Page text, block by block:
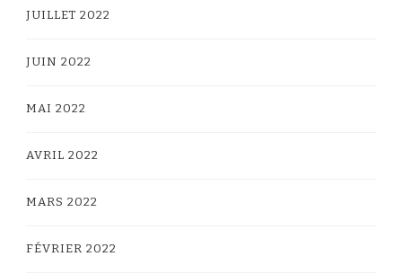
JUILLET 2022
JUIN 2022
MAI 2022
AVRIL 2022
MARS 2022
FÉVRIER 2022